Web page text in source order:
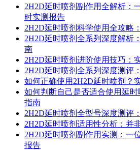
2H2D延时喷剂副作用全解析：
时实测报告
2H2D延时喷剂科学使用全攻略
2H2D延时喷剂全系列深度解析
南
2H2D延时喷剂进阶使用技巧：
2H2D延时喷剂全系列深度测评
如何正确使用2H2D延时喷剂？
如何判断自己是否适合使用延
指南
2H2D延时喷剂全型号深度测评
2H2D延时喷剂适用性分析：并
2H2D延时喷剂副作用实测：一
报告